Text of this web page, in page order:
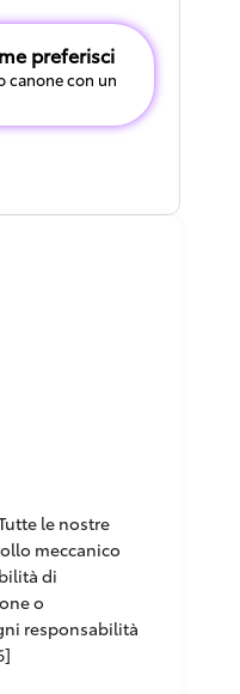
preferisci
canone con un
Tutte le nostre
meccanico
di
o
responsabilità